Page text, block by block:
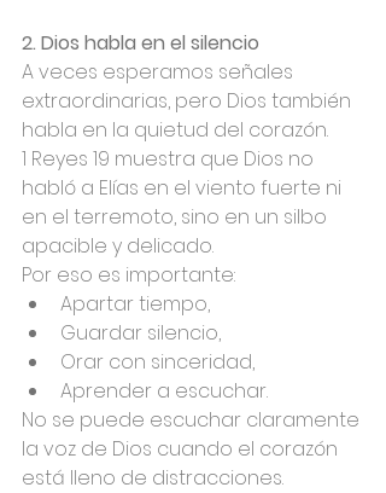
2. Dios habla en el silencio
A veces esperamos señales
extraordinarias, pero Dios también
habla en la quietud del corazón.
1 Reyes 19 muestra que Dios no
habló a Elías en el viento fuerte ni
en el terremoto, sino en un silbo
apacible y delicado.
Por eso es importante:
Apartar tiempo,
Guardar silencio,
Orar con sinceridad,
Aprender a escuchar.
No se puede escuchar claramente
la voz de Dios cuando el corazón
está lleno de distracciones.